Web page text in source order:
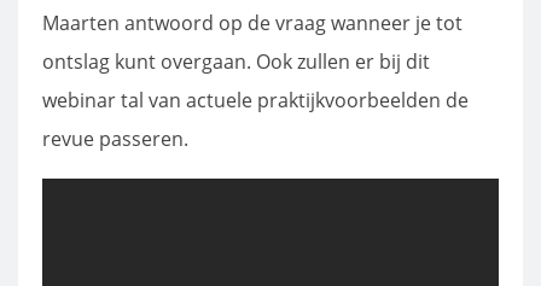
Maarten antwoord op de vraag wanneer je tot
ontslag kunt overgaan. Ook zullen er bij dit
webinar tal van actuele praktijkvoorbeelden de
revue passeren.